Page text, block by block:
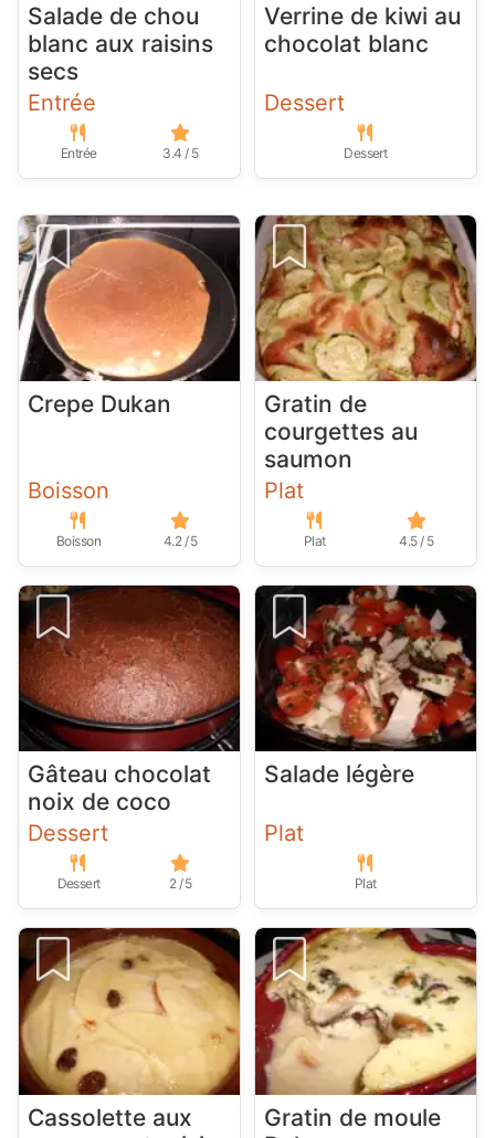
Salade de chou
blanc aux raisins
secs
Entrée
Entrée 3.4 / 5
Verrine de kiwi au
chocolat blanc
Dessert
Dessert
Crepe Dukan
Boisson
Boisson 4.2 / 5
Gratin de
courgettes au
saumon
Plat
Plat 4.5 / 5
Gâteau chocolat
noix de coco
Dessert
Dessert 2 / 5
Salade légère
Plat
Plat
Cassolette aux
Gratin de moule